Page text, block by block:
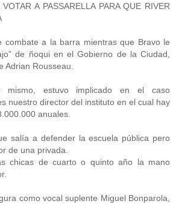
A PASSARELLA PARA QUE RIVER
combate a la barra mientras que Bravo le
de ñoqui en el Gobierno de la Ciudad,
Adrian Rousseau.
mismo, estuvo implicado en el caso
nuestro director del instituto en el cual hay
anuales.
salía a defender la escuela pública pero
de una privada.
chicas de cuarto o quinto año la mano
como vocal suplente Miguel Bonparola,